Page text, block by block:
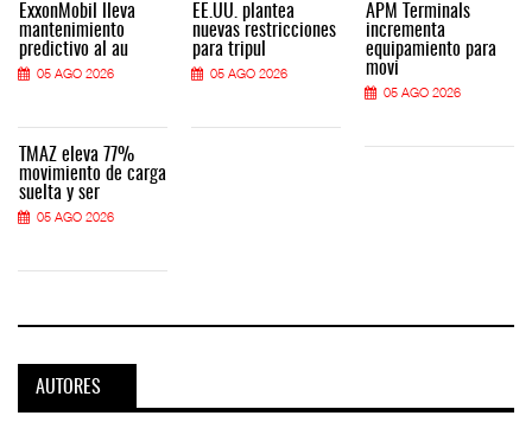
ExxonMobil lleva
mantenimiento
predictivo al au
05 AGO 2026
TMAZ eleva 77%
movimiento de carga
suelta y ser
05 AGO 2026
EE.UU. plantea
nuevas restricciones
para tripul
05 AGO 2026
APM Terminals
incrementa
equipamiento para
movi
05 AGO 2026
AUTORES